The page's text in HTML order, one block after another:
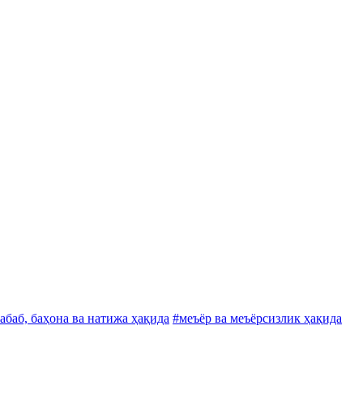
баҳона ва натижа ҳақида #меъёр ва меъёрсизлик ҳақида